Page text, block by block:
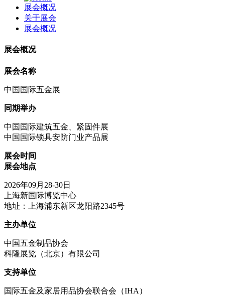
展会概况
关于展会
展会概况
展会概况
展会名称
中国国际五金展
同期举办
中国国际建筑五金、紧固件展
中国国际锁具安防门业产品展
展会时间
展会地点
2026年09月28-30日
上海新国际博览中心
地址：上海浦东新区龙阳路2345号
主办单位
中国五金制品协会
科隆展览（北京）有限公司
支持单位
国际五金及家居用品协会联合会（IHA）